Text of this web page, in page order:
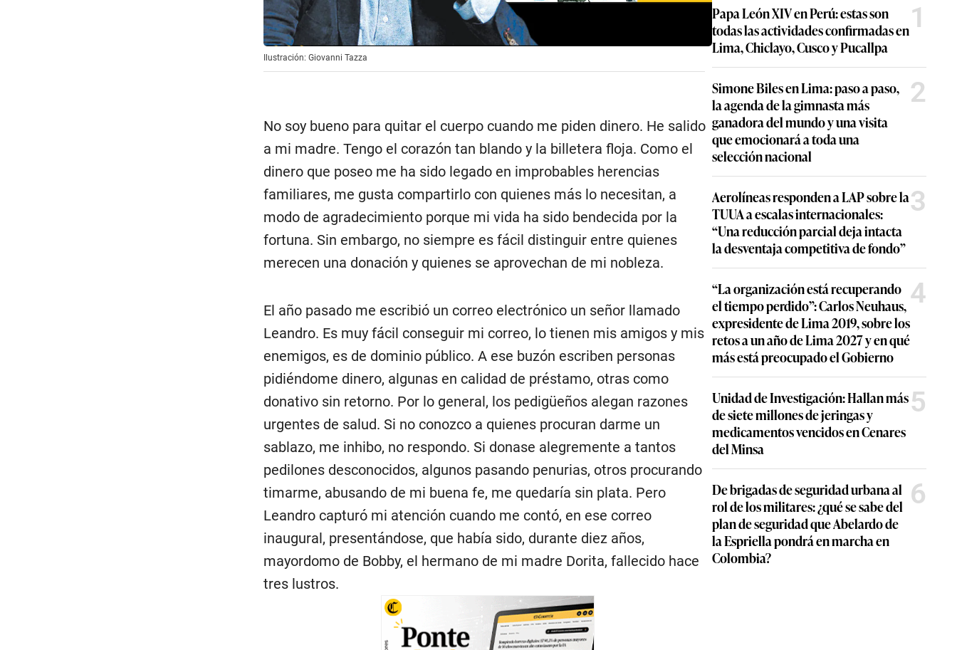
Ilustración: Giovanni Tazza
No soy bueno para quitar el cuerpo cuando me piden dinero. He salido
a mi madre. Tengo el corazón tan blando y la billetera floja. Como el
dinero que poseo me ha sido legado en improbables herencias
familiares, me gusta compartirlo con quienes más lo necesitan, a
modo de agradecimiento porque mi vida ha sido bendecida por la
fortuna. Sin embargo, no siempre es fácil distinguir entre quienes
merecen una donación y quienes se aprovechan de mi nobleza.
El año pasado me escribió un correo electrónico un señor llamado
Leandro. Es muy fácil conseguir mi correo, lo tienen mis amigos y mis
enemigos, es de dominio público. A ese buzón escriben personas
pidiéndome dinero, algunas en calidad de préstamo, otras como
donativo sin retorno. Por lo general, los pedigüeños alegan razones
urgentes de salud. Si no conozco a quienes procuran darme un
sablazo, me inhibo, no respondo. Si donase alegremente a tantos
pedilones desconocidos, algunos pasando penurias, otros procurando
timarme, abusando de mi buena fe, me quedaría sin plata. Pero
Leandro capturó mi atención cuando me contó, en ese correo
inaugural, presentándose, que había sido, durante diez años,
mayordomo de Bobby, el hermano de mi madre Dorita, fallecido hace
tres lustros.
Papa León XIV en Perú: estas son
todas las actividades confirmadas en
Lima, Chiclayo, Cusco y Pucallpa
1
Simone Biles en Lima: paso a paso,
la agenda de la gimnasta más
ganadora del mundo y una visita
que emocionará a toda una
selección nacional
2
Aerolíneas responden a LAP sobre la
TUUA a escalas internacionales:
“Una reducción parcial deja intacta
la desventaja competitiva de fondo”
3
“La organización está recuperando
el tiempo perdido”: Carlos Neuhaus,
expresidente de Lima 2019, sobre los
retos a un año de Lima 2027 y en qué
más está preocupado el Gobierno
4
Unidad de Investigación: Hallan más
de siete millones de jeringas y
medicamentos vencidos en Cenares
del Minsa
5
De brigadas de seguridad urbana al
rol de los militares: ¿qué se sabe del
plan de seguridad que Abelardo de
la Espriella pondrá en marcha en
Colombia?
6